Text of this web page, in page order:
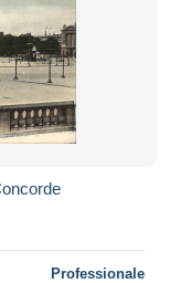
Professionale